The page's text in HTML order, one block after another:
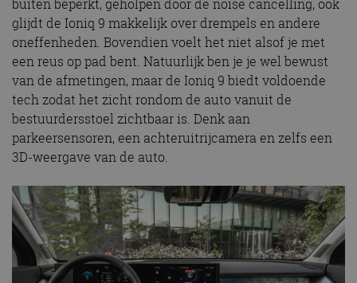
buiten beperkt, geholpen door de noise cancelling, ook
glijdt de Ioniq 9 makkelijk over drempels en andere
oneffenheden. Bovendien voelt het niet alsof je met
een reus op pad bent. Natuurlijk ben je je wel bewust
van de afmetingen, maar de Ioniq 9 biedt voldoende
tech zodat het zicht rondom de auto vanuit de
bestuurdersstoel zichtbaar is. Denk aan
parkeersensoren, een achteruitrijcamera en zelfs een
3D-weergave van de auto.